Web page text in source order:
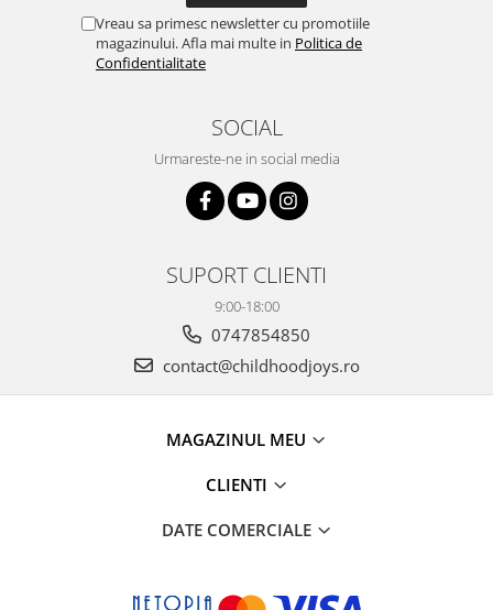
Vreau sa primesc newsletter cu promotiile
magazinului. Afla mai multe in Politica de
Confidentialitate
SOCIAL
Urmareste-ne in social media
SUPORT CLIENTI
9:00-18:00
0747854850
contact@childhoodjoys.ro
MAGAZINUL MEU
CLIENTI
DATE COMERCIALE